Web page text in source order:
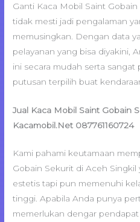
Ganti Kaca Mobil Saint
tidak mesti jadi pengalaman
memusingkan. Dengan data
pelayanan yang bisa diyakini,
ini secara mudah serta sangat
putusan terpilih buat
Jual Kaca Mobil Saint Gobain
Kacamobil.Net 087761160724
Kami pahami keutamaan
Gobain Sekurit di Aceh
estetis tapi pun memenuhi
tinggi. Apabila Anda punya
memerlukan dengar